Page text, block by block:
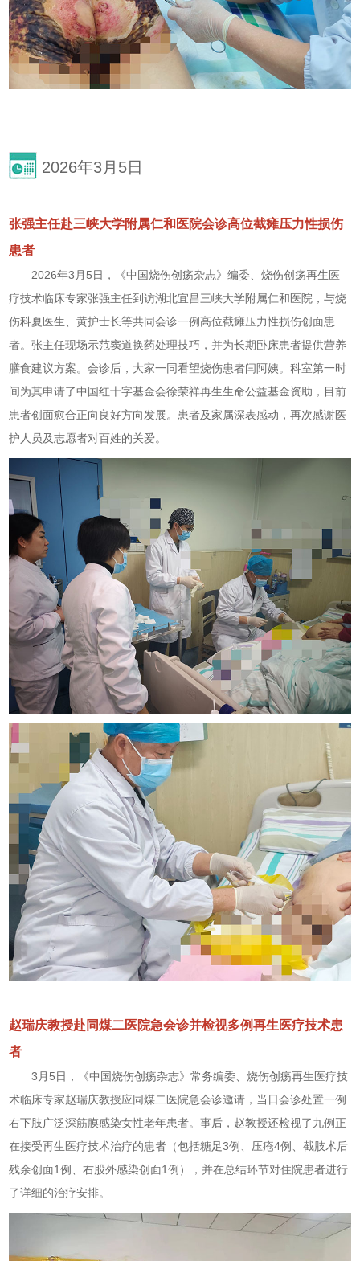
2026年3月5日
张强主任赴三峡大学附属仁和医院会诊高位截瘫压力性损伤
患者
2026年3月5日，《中国烧伤创疡杂志》编委、烧伤创疡再生医
疗技术临床专家张强主任到访湖北宜昌三峡大学附属仁和医院，与烧
伤科夏医生、黄护士长等共同会诊一例高位截瘫压力性损伤创面患
者。张主任现场示范窦道换药处理技巧，并为长期卧床患者提供营养
膳食建议方案。会诊后，大家一同看望烧伤患者闫阿姨。科室第一时
间为其申请了中国红十字基金会徐荣祥再生生命公益基金资助，目前
患者创面愈合正向良好方向发展。患者及家属深表感动，再次感谢医
护人员及志愿者对百姓的关爱。
赵瑞庆教授赴同煤二医院急会诊并检视多例再生医疗技术患
者
3月5日，《中国烧伤创疡杂志》常务编委、烧伤创疡再生医疗技
术临床专家赵瑞庆教授应同煤二医院急会诊邀请，当日会诊处置一例
右下肢广泛深筋膜感染女性老年患者。事后，赵教授还检视了九例正
在接受再生医疗技术治疗的患者（包括糖足3例、压疮4例、截肢术后
残余创面1例、右股外感染创面1例），并在总结环节对住院患者进行
了详细的治疗安排。